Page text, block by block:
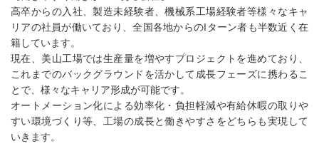
高卒からの入社、製造未経験者、機械系工場経験者等様々なキャ
リアの社員が働いており、全国各地からのIターン者も半数近く在
籍しています。
現在、美山工場では生産量を増やすプロジェクトを進めており、
これまでのバックグラウンドを活かして成長フェーズに携わるこ
とで、様々なキャリア形成が可能です。
オートメーション化による効率化・負担軽減や有給休暇の取りや
すい環境づくり等、工場の成長と働きやすさをどちらも実現して
いきます。